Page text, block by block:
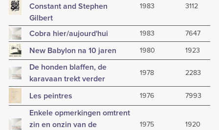
Constant and Stephen
Gilbert
1983 3112
Cobra hier/aujourd'hui 1983 7647
New Babylon na 10 jaren 1980 1923
De honden blaffen, de
karavaan trekt verder
1978 2283
Les peintres 1976 7993
Enkele opmerkingen omtrent
zin en onzin van de
1975 1920